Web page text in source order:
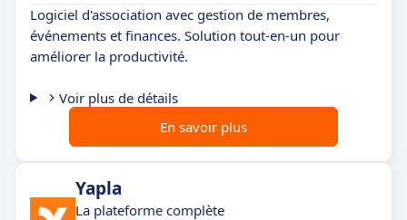
Logiciel d'association avec gestion de membres,
événements et finances. Solution tout-en-un pour
améliorer la productivité.
Voir plus de détails
En savoir plus
Yapla
La plateforme complète